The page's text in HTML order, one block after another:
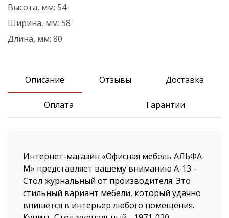
Высота, мм: 54
Ширина, мм: 58
Длина, мм: 80
Описание Отзывы Доставка
Оплата Гарантии
Интернет-магазин «Офисная мебель АЛЬФА-
М» представляет вашему вниманию А-13 -
Стол журнальный от производителя. Это
стильный вариант мебели, который удачно
впишется в интерьер любого помещения.